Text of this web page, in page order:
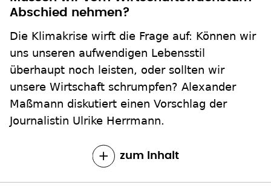
Abschied nehmen?
Die Klimakrise wirft die Frage auf: Können wir
uns unseren aufwendigen Lebensstil
überhaupt noch leisten, oder sollten wir
unsere Wirtschaft schrumpfen? Alexander
Maßmann diskutiert einen Vorschlag der
Journalistin Ulrike Herrmann.
zum Inhalt